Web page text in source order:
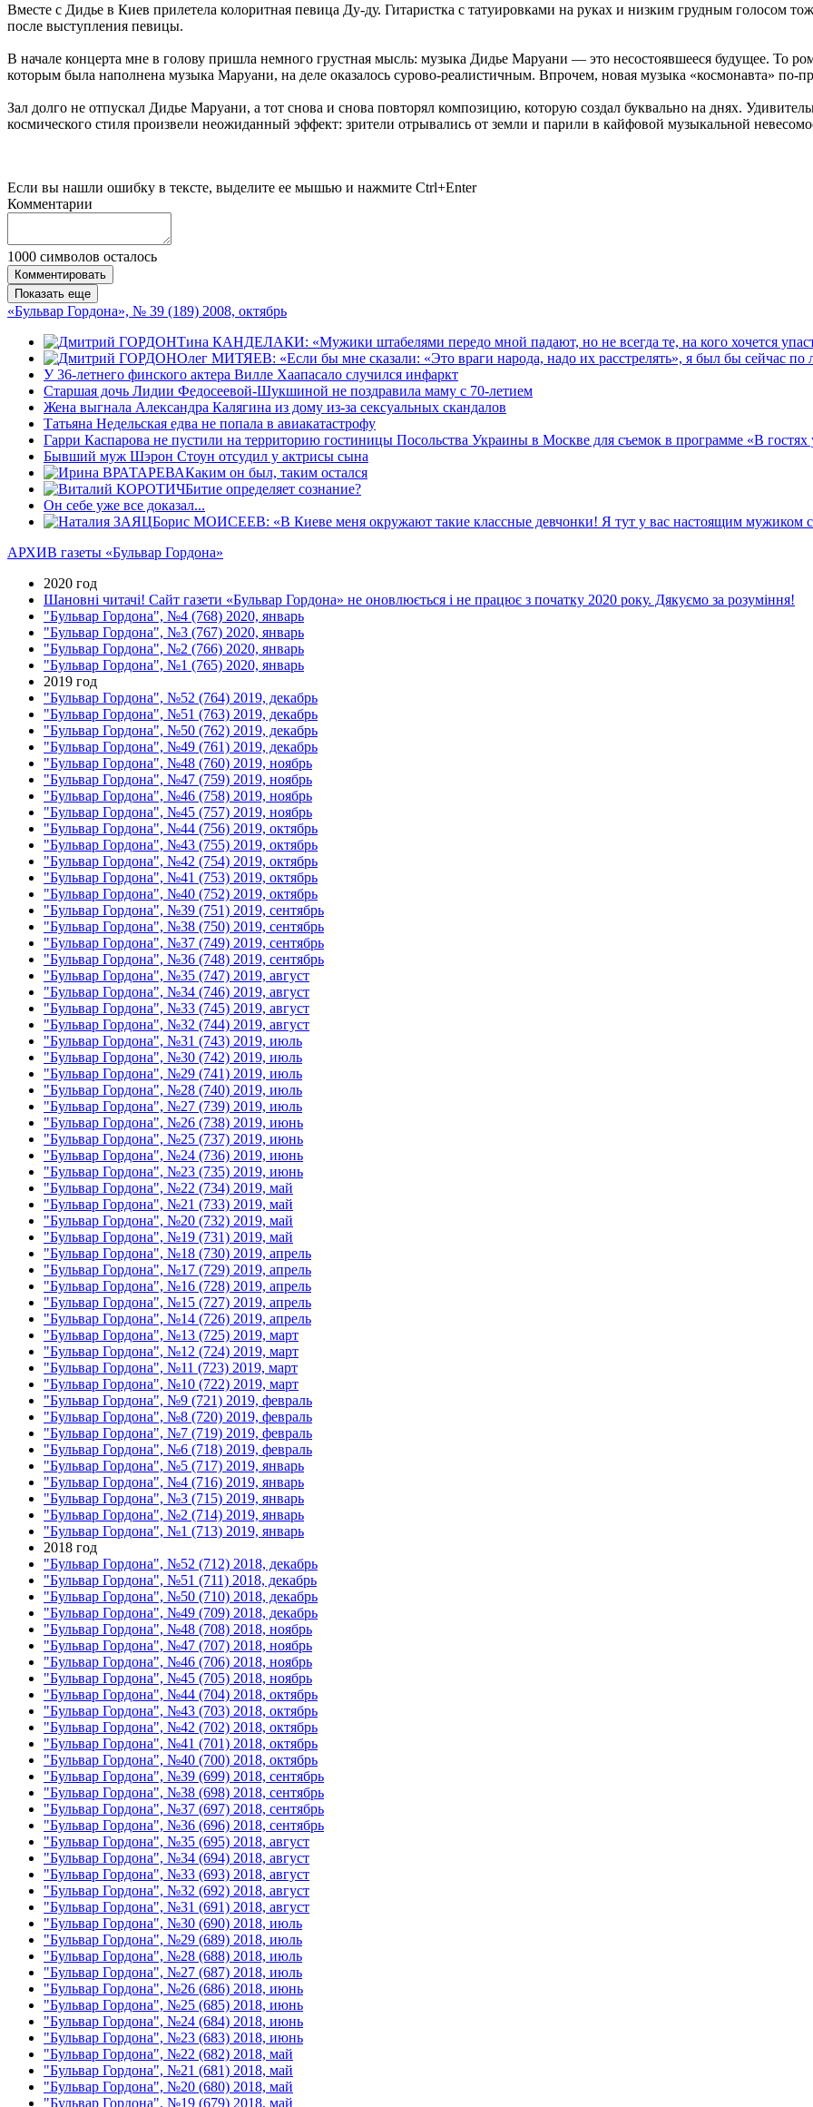
Вместе с Дидье в Киев прилетела колоритная певица Ду-ду. Гитаристка с татуировками на руках и низким грудным голосом
после выступления певицы.
В начале концерта мне в голову пришла немного грустная мысль: музыка Дидье Маруани — это несостоявшееся будущее. То
которым была наполнена музыка Маруани, на деле оказалось сурово-реалистичным. Впрочем, новая музыка «космонавта» по-
Зал долго не отпускал Дидье Маруани, а тот снова и снова повторял композицию, которую создал буквально на днях.
космического стиля произвели неожиданный эффект: зрители отрывались от земли и парили в кайфовой музыкальной
Если вы нашли ошибку в тексте, выделите ее мышью и нажмите Ctrl+Enter
Комментарии
1000 символов осталось
Комментировать
Показать еще
«Бульвар Гордона», № 39 (189) 2008, октябрь
Тина КАНДЕЛАКИ: «Мужики штабелями передо мной падают, но не всегда те, на кого хочется
Олег МИТЯЕВ: «Если бы мне сказали: «Это враги народа, надо их расстрелять», я был бы сейчас по
У 36-летнего финского актера Вилле Хаапасало случился инфаркт
Старшая дочь Лидии Федосеевой-Шукшиной не поздравила маму с 70-летием
Жена выгнала Александра Калягина из дому из-за сексуальных скандалов
Татьяна Недельская едва не попала в авиакатастрофу
Гарри Каспарова не пустили на территорию гостиницы Посольства Украины в Москве для съемок в программе «В
Бывший муж Шэрон Стоун отсудил у актрисы сына
Каким он был, таким остался
Битие определяет сознание?
Он себе уже все доказал...
Борис МОИСЕЕВ: «В Киеве меня окружают такие классные девчонки! Я тут у вас настоящим мужиком
АРХИВ газеты «Бульвар Гордона»
2020 год
Шановні читачі! Сайт газети «Бульвар Гордона» не оновлюється і не працює з початку 2020 року. Дякуємо за розуміння!
"Бульвар Гордона", №4 (768) 2020, январь
"Бульвар Гордона", №3 (767) 2020, январь
"Бульвар Гордона", №2 (766) 2020, январь
"Бульвар Гордона", №1 (765) 2020, январь
2019 год
"Бульвар Гордона", №52 (764) 2019, декабрь
"Бульвар Гордона", №51 (763) 2019, декабрь
"Бульвар Гордона", №50 (762) 2019, декабрь
"Бульвар Гордона", №49 (761) 2019, декабрь
"Бульвар Гордона", №48 (760) 2019, ноябрь
"Бульвар Гордона", №47 (759) 2019, ноябрь
"Бульвар Гордона", №46 (758) 2019, ноябрь
"Бульвар Гордона", №45 (757) 2019, ноябрь
"Бульвар Гордона", №44 (756) 2019, октябрь
"Бульвар Гордона", №43 (755) 2019, октябрь
"Бульвар Гордона", №42 (754) 2019, октябрь
"Бульвар Гордона", №41 (753) 2019, октябрь
"Бульвар Гордона", №40 (752) 2019, октябрь
"Бульвар Гордона", №39 (751) 2019, сентябрь
"Бульвар Гордона", №38 (750) 2019, сентябрь
"Бульвар Гордона", №37 (749) 2019, сентябрь
"Бульвар Гордона", №36 (748) 2019, сентябрь
"Бульвар Гордона", №35 (747) 2019, август
"Бульвар Гордона", №34 (746) 2019, август
"Бульвар Гордона", №33 (745) 2019, август
"Бульвар Гордона", №32 (744) 2019, август
"Бульвар Гордона", №31 (743) 2019, июль
"Бульвар Гордона", №30 (742) 2019, июль
"Бульвар Гордона", №29 (741) 2019, июль
"Бульвар Гордона", №28 (740) 2019, июль
"Бульвар Гордона", №27 (739) 2019, июль
"Бульвар Гордона", №26 (738) 2019, июнь
"Бульвар Гордона", №25 (737) 2019, июнь
"Бульвар Гордона", №24 (736) 2019, июнь
"Бульвар Гордона", №23 (735) 2019, июнь
"Бульвар Гордона", №22 (734) 2019, май
"Бульвар Гордона", №21 (733) 2019, май
"Бульвар Гордона", №20 (732) 2019, май
"Бульвар Гордона", №19 (731) 2019, май
"Бульвар Гордона", №18 (730) 2019, апрель
"Бульвар Гордона", №17 (729) 2019, апрель
"Бульвар Гордона", №16 (728) 2019, апрель
"Бульвар Гордона", №15 (727) 2019, апрель
"Бульвар Гордона", №14 (726) 2019, апрель
"Бульвар Гордона", №13 (725) 2019, март
"Бульвар Гордона", №12 (724) 2019, март
"Бульвар Гордона", №11 (723) 2019, март
"Бульвар Гордона", №10 (722) 2019, март
"Бульвар Гордона", №9 (721) 2019, февраль
"Бульвар Гордона", №8 (720) 2019, февраль
"Бульвар Гордона", №7 (719) 2019, февраль
"Бульвар Гордона", №6 (718) 2019, февраль
"Бульвар Гордона", №5 (717) 2019, январь
"Бульвар Гордона", №4 (716) 2019, январь
"Бульвар Гордона", №3 (715) 2019, январь
"Бульвар Гордона", №2 (714) 2019, январь
"Бульвар Гордона", №1 (713) 2019, январь
2018 год
"Бульвар Гордона", №52 (712) 2018, декабрь
"Бульвар Гордона", №51 (711) 2018, декабрь
"Бульвар Гордона", №50 (710) 2018, декабрь
"Бульвар Гордона", №49 (709) 2018, декабрь
"Бульвар Гордона", №48 (708) 2018, ноябрь
"Бульвар Гордона", №47 (707) 2018, ноябрь
"Бульвар Гордона", №46 (706) 2018, ноябрь
"Бульвар Гордона", №45 (705) 2018, ноябрь
"Бульвар Гордона", №44 (704) 2018, октябрь
"Бульвар Гордона", №43 (703) 2018, октябрь
"Бульвар Гордона", №42 (702) 2018, октябрь
"Бульвар Гордона", №41 (701) 2018, октябрь
"Бульвар Гордона", №40 (700) 2018, октябрь
"Бульвар Гордона", №39 (699) 2018, сентябрь
"Бульвар Гордона", №38 (698) 2018, сентябрь
"Бульвар Гордона", №37 (697) 2018, сентябрь
"Бульвар Гордона", №36 (696) 2018, сентябрь
"Бульвар Гордона", №35 (695) 2018, август
"Бульвар Гордона", №34 (694) 2018, август
"Бульвар Гордона", №33 (693) 2018, август
"Бульвар Гордона", №32 (692) 2018, август
"Бульвар Гордона", №31 (691) 2018, август
"Бульвар Гордона", №30 (690) 2018, июль
"Бульвар Гордона", №29 (689) 2018, июль
"Бульвар Гордона", №28 (688) 2018, июль
"Бульвар Гордона", №27 (687) 2018, июль
"Бульвар Гордона", №26 (686) 2018, июнь
"Бульвар Гордона", №25 (685) 2018, июнь
"Бульвар Гордона", №24 (684) 2018, июнь
"Бульвар Гордона", №23 (683) 2018, июнь
"Бульвар Гордона", №22 (682) 2018, май
"Бульвар Гордона", №21 (681) 2018, май
"Бульвар Гордона", №20 (680) 2018, май
"Бульвар Гордона", №19 (679) 2018, май